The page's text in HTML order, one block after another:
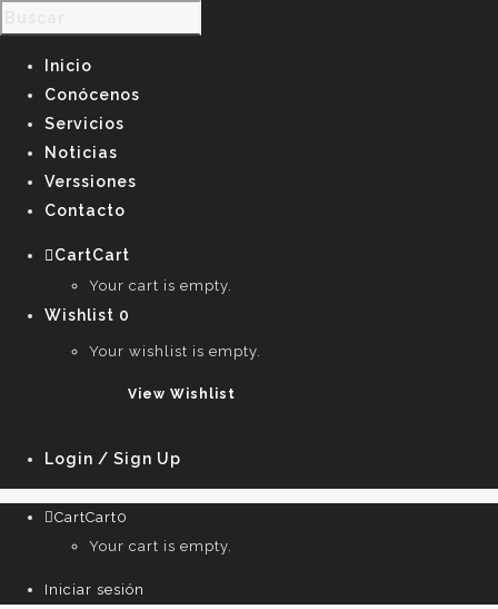
Inicio
Conócenos
Servicios
Noticias
Verssiones
Contacto
CartCart
Your cart is empty.
Wishlist 0
Your wishlist is empty.
View Wishlist
Login / Sign Up
CartCart0
Your cart is empty.
Iniciar sesión